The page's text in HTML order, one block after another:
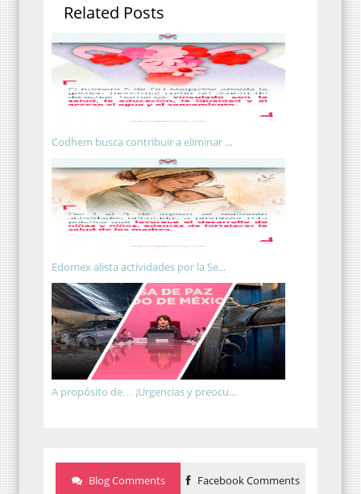
Related Posts
Codhem busca contribuir a eliminar ...
Edomex alista actividades por la Se...
A propósito de… ¡Urgencias y preocu...
Blog Comments Facebook Comments